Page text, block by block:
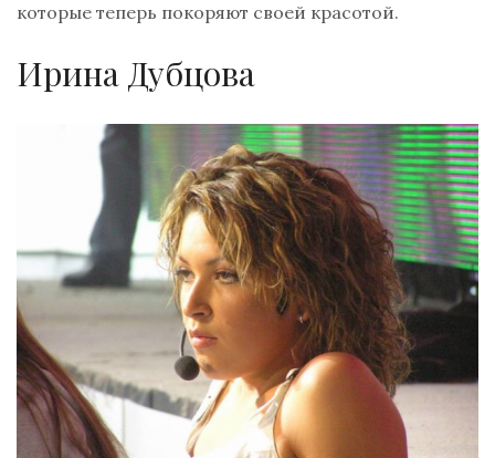
которые теперь покоряют своей красотой.
Ирина Дубцова